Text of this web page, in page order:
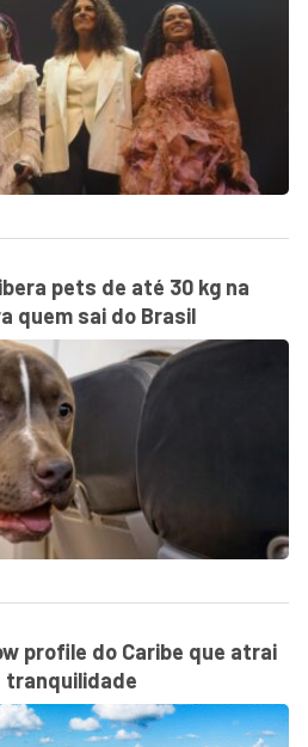
pets de até 30 kg na
quem sai do Brasil
profile do Caribe que atrai
tranquilidade